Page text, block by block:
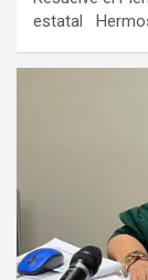
estatal